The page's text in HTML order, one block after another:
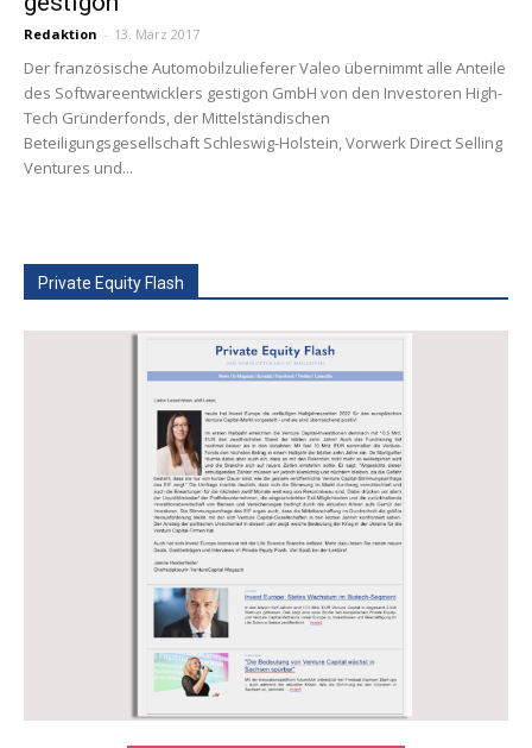
Redaktion - 13. März 2017
Der französische Automobilzulieferer Valeo übernimmt alle Anteile
des Softwareentwicklers gestigon GmbH von den Investoren High-
Tech Gründerfonds, der Mittelständischen
Beteiligungsgesellschaft Schleswig-Holstein, Vorwerk Direct Selling
Ventures und...
Private Equity Flash